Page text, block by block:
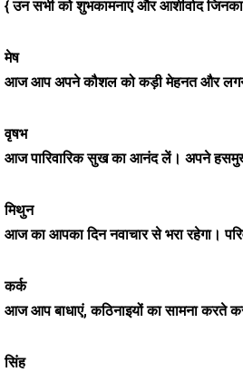
{ उन सभी को शुभकामनाएं और आशीर्वाद
मेष
आज आप अपने कौशल को कड़ी मेहनत और लगन
वृषभ
आज पारिवारिक सुख का आनंद लें। अपने
मिथुन
आज का आपका दिन नवाचार से भरा रहेगा।
कर्क
आज आप बाधाएं, कठिनाइयों का सामना करते
सिंह